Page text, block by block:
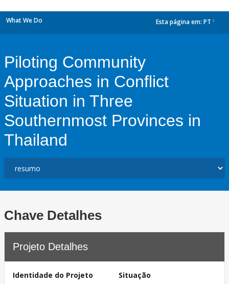
What We Do Esta página em: PT
Piloting Community
Approaches in Conflict
Situation in Three
Southernmost Provinces in
Thailand
Chave Detalhes
Projeto Detalhes
Identidade do Projeto
Situação